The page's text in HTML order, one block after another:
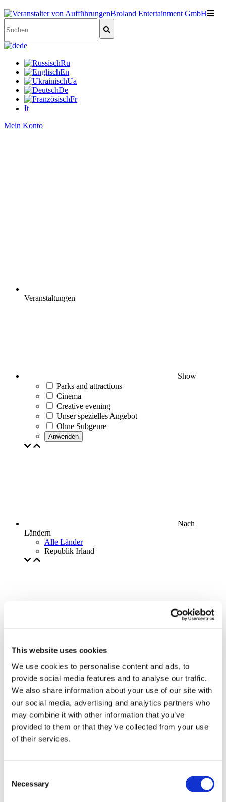
This website uses cookies
We use cookies to personalise content and ads, to
provide social media features and to analyse our traffic.
We also share information about your use of our site with
our social media, advertising and analytics partners who
may combine it with other information that you’ve
provided to them or that they’ve collected from your use
of their services.
Selection
Necessary
de
Ru
En
Ua
De
Fr
It
Mein Konto
Veranstaltungen
Show
Parks and attractions
Cinema
Creative evening
Unser spezielles Angebot
Ohne Subgenre
Anwenden
Nach
Ländern
Alle Länder
Republik Irland